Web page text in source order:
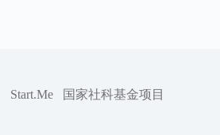
Start.Me 国家社科基金项目